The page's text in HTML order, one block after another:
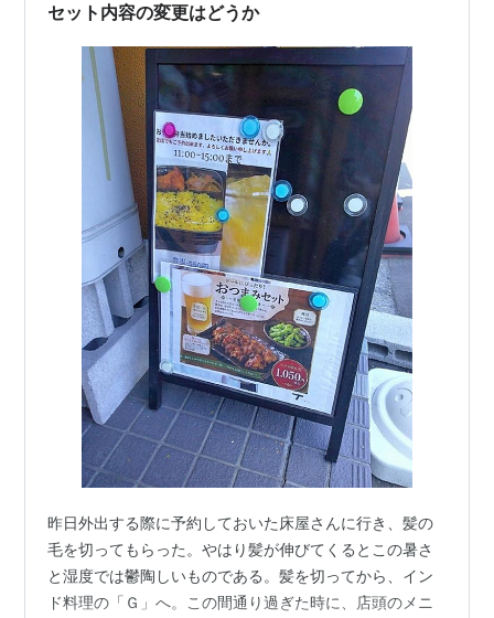
セット内容の変更はどうか
昨日外出する際に予約しておいた床屋さんに行き、髪の
毛を切ってもらった。やはり髪が伸びてくるとこの暑さ
と湿度では鬱陶しいものである。髪を切ってから、イン
ド料理の「Ｇ」へ。この間通り過ぎた時に、店頭のメニ